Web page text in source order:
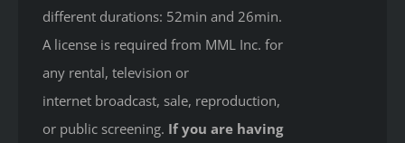
different durations: 52min and 26min.
A license is required from MML Inc. for
any rental, television or
internet broadcast, sale, reproduction,
or public screening. If you are having